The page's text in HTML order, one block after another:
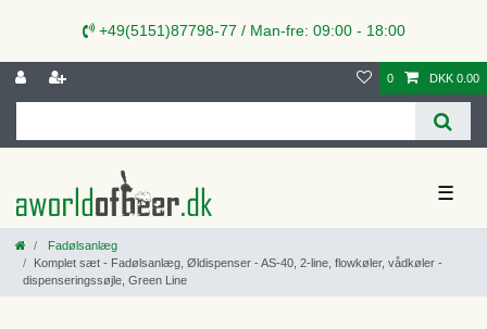
+49(5151)87798-77 / Man-fre: 09:00 - 18:00
0 DKK 0.00
☰
Fadølsanlæg
Komplet sæt - Fadølsanlæg, Øldispenser - AS-40, 2-line, flowkøler, vådkøler -
dispenseringssøjle, Green Line